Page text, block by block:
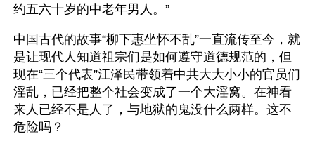
约五六十岁的中老年男人。”
中国古代的故事“柳下惠坐怀不乱”一直流传至今，就
是让现代人知道祖宗们是如何遵守道德规范的，但
现在“三个代表”江泽民带领着中共大大小小的官员们
淫乱，已经把整个社会变成了一个大淫窝。在神看
来人已经不是人了，与地狱的鬼没什么两样。这不
危险吗？